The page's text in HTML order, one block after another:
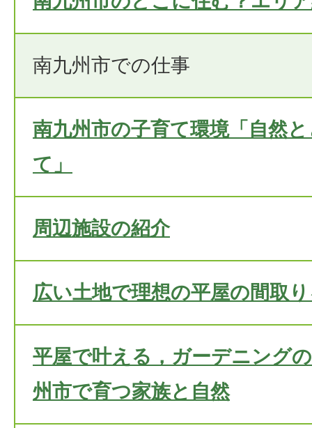
南九州市での仕事
南九州市の子育て環境「自然
て」
周辺施設の紹介
広い土地で理想の平屋の間取
平屋で叶える，ガーデニング
州市で育つ家族と自然